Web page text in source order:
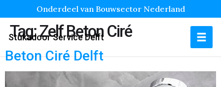
Onderdeel van Bouwsector Nederland
Stukadoor Service Delft
Tag:Zelf Beton Ciré
Beton Ciré Delft